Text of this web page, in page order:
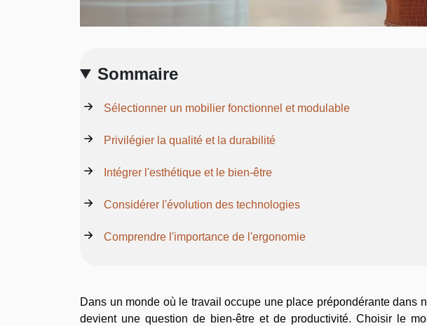
Sommaire
Sélectionner un mobilier fonctionnel et modulable
Privilégier la qualité et la durabilité
Intégrer l'esthétique et le bien-être
Considérer l'évolution des technologies
Comprendre l'importance de l'ergonomie
Dans un monde où le travail occupe une place prépondérante dans
devient une question de bien-être et de productivité. Choisir le